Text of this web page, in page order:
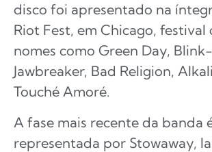
disco foi apresentado na
Riot Fest, em Chicago, festival
nomes como Green Day,
Jawbreaker, Bad Religion,
Touché Amoré.
A fase mais recente da banda
representada por Stowaway,